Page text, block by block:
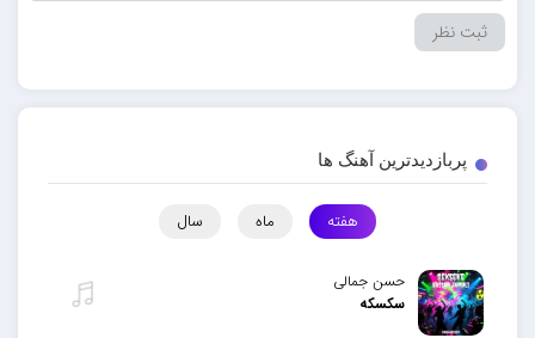
پربازدیدترین آهنگ ها
هفته ماه سال
حسن جمالی
سکسکه